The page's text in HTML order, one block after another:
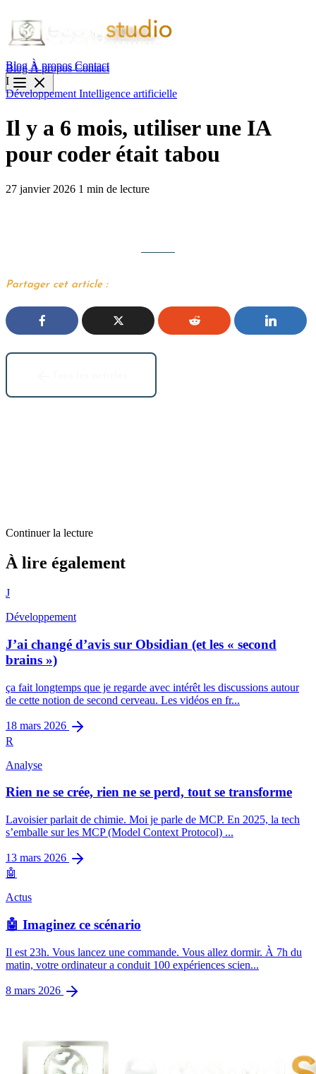
Blog À propos Contact
BlogÀ proposContact
I
Développement Intelligence artificielle
Il y a 6 mois, utiliser une IA
pour coder était tabou
27 janvier 2026 1 min de lecture
Partager cet article :
Continuer la lecture
À lire également
J
Développement
J’ai changé d’avis sur Obsidian (et les « second
brains »)
ça fait longtemps que je regarde avec intérêt les discussions autour
de cette notion de second cerveau. Les vidéos en fr...
18 mars 2026
R
Analyse
Rien ne se crée, rien ne se perd, tout se transforme
Lavoisier parlait de chimie. Moi je parle de MCP. En 2025, la tech
s’emballe sur les MCP (Model Context Protocol) ...
13 mars 2026
🤖
Actus
🤖 Imaginez ce scénario
Il est 23h. Vous lancez une commande. Vous allez dormir. À 7h du
matin, votre ordinateur a conduit 100 expériences scien...
8 mars 2026